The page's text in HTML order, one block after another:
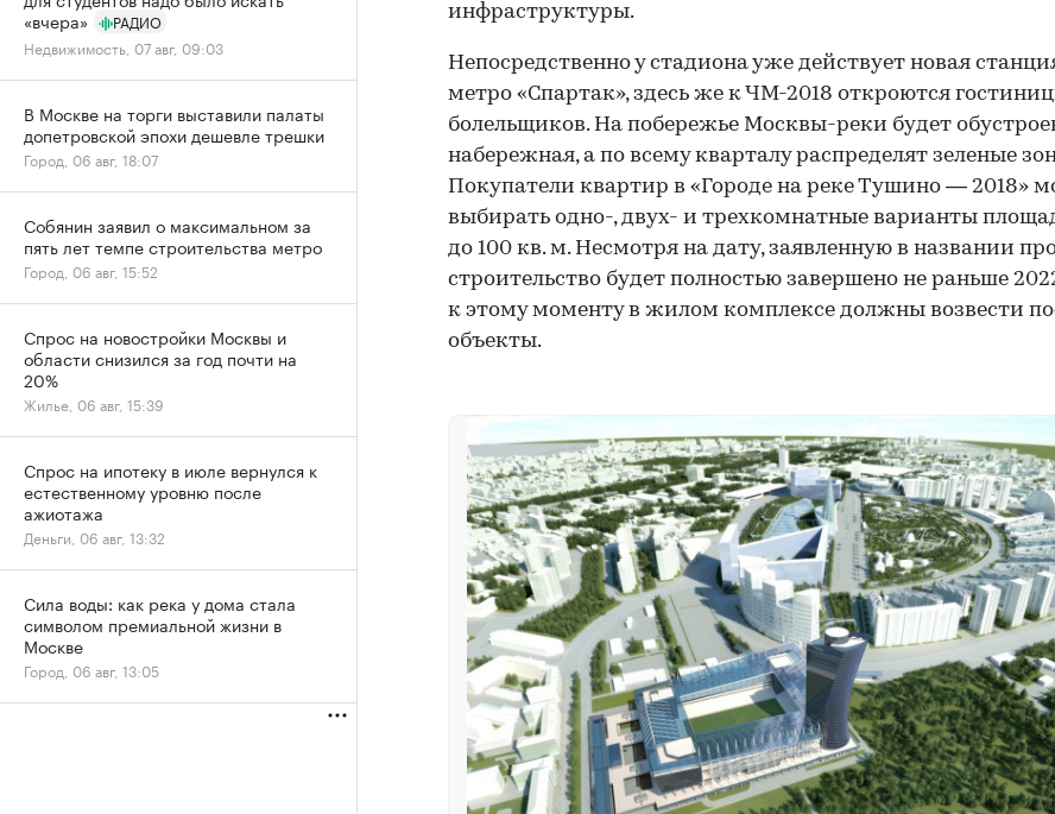
инфраструктуры.
Непосредственно у стадиона уже действует новая
метро «Спартак», здесь же к ЧМ-2018 откроются
болельщиков. На побережье Москвы-реки будет
набережная, а по всему кварталу распределят зеленые
Покупатели квартир в «Городе на реке Тушино — 2018»
выбирать одно-, двух- и трехкомнатные варианты
до 100 кв. м. Несмотря на дату, заявленную в названии
строительство будет полностью завершено не раньше
к этому моменту в жилом комплексе должны возвести
объекты.
«вчера»
РАДИО
Недвижимость, 07 авг, 09:03
В Москве на торги выставили палаты
допетровской эпохи дешевле трешки
Город, 06 авг, 18:07
Собянин заявил о максимальном за
пять лет темпе строительства метро
Город, 06 авг, 15:52
Спрос на новостройки Москвы и
области снизился за год почти на
20%
Жилье, 06 авг, 15:39
Спрос на ипотеку в июле вернулся к
естественному уровню после
ажиотажа
Деньги, 06 авг, 13:32
Сила воды: как река у дома стала
символом премиальной жизни в
Москве
Город, 06 авг, 13:05